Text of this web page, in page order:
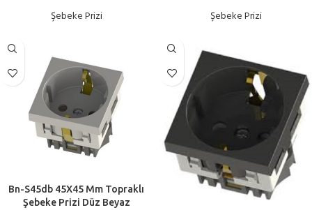
Şebeke Prizi Şebeke Prizi
Bn-S45db 45X45 Mm Topraklı
Şebeke Prizi Düz Beyaz